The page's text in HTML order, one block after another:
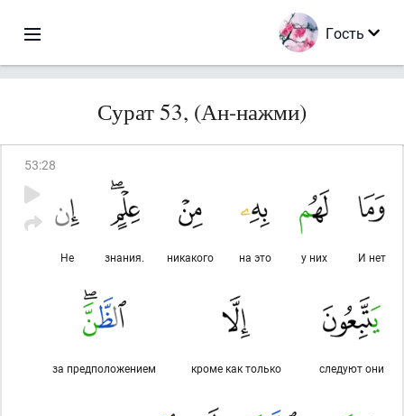
Гость
Сурат 53, (Ан-нажми)
53:28
И нет
у них
на это
никакого
знания.
Не
следуют они
кроме как только
за предположением